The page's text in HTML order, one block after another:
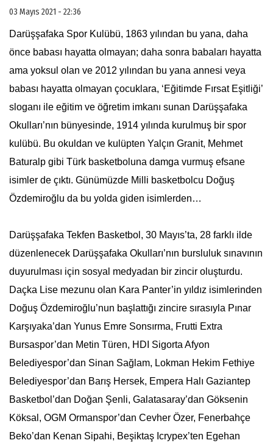
03 Mayıs 2021 - 22:36
Darüşşafaka Spor Kulübü, 1863 yılından bu yana, daha
önce babası hayatta olmayan; daha sonra babaları hayatta
ama yoksul olan ve 2012 yılından bu yana annesi veya
babası hayatta olmayan çocuklara, ‘Eğitimde Fırsat Eşitliği’
sloganı ile eğitim ve öğretim imkanı sunan Darüşşafaka
Okulları’nın bünyesinde, 1914 yılında kurulmuş bir spor
kulübü. Bu okuldan ve kulüpten Yalçın Granit, Mehmet
Baturalp gibi Türk basketboluna damga vurmuş efsane
isimler de çıktı. Günümüzde Milli basketbolcu Doğuş
Özdemiroğlu da bu yolda giden isimlerden…
Darüşşafaka Tekfen Basketbol, 30 Mayıs’ta, 28 farklı ilde
düzenlenecek Darüşşafaka Okulları’nın bursluluk sınavının
duyurulması için sosyal medyadan bir zincir oluşturdu.
Daçka Lise mezunu olan Kara Panter’in yıldız isimlerinden
Doğuş Özdemiroğlu’nun başlattığı zincire sırasıyla Pınar
Karşıyaka’dan Yunus Emre Sonsırma, Frutti Extra
Bursaspor’dan Metin Türen, HDI Sigorta Afyon
Belediyespor’dan Sinan Sağlam, Lokman Hekim Fethiye
Belediyespor’dan Barış Hersek, Empera Halı Gaziantep
Basketbol’dan Doğan Şenli, Galatasaray’dan Göksenin
Köksal, OGM Ormanspor’dan Cevher Özer, Fenerbahçe
Beko’dan Kenan Sipahi, Beşiktaş Icrypex’ten Egehan